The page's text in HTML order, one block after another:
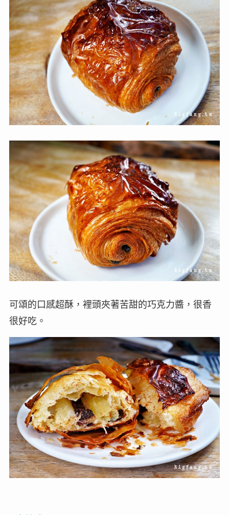
可頌的口感超酥，裡頭夾著苦甜的巧克力醬，很香
很好吃。